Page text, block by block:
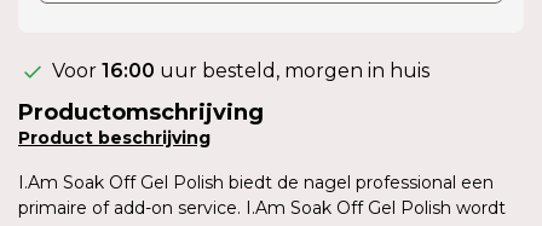
Voor 16:00 uur besteld, morgen in huis
Productomschrijving
Product beschrijving
I.Am Soak Off Gel Polish biedt de nagel professional een
primaire of add-on service. I.Am Soak Off Gel Polish wordt